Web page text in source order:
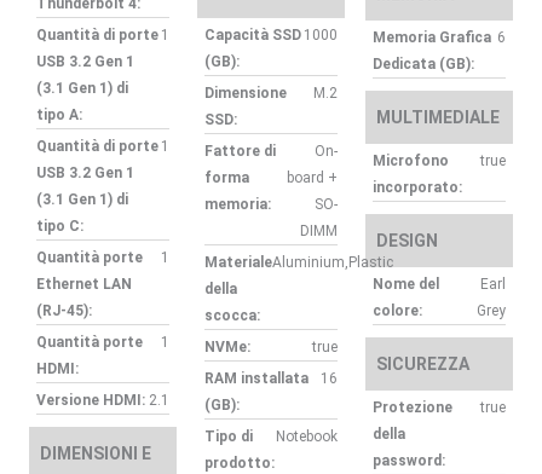
Thunderbolt 4:
Quantità di porte
USB 3.2 Gen 1
(3.1 Gen 1) di
tipo A:
1
Quantità di porte
USB 3.2 Gen 1
(3.1 Gen 1) di
tipo C:
1
Quantità porte
Ethernet LAN
(RJ-45):
1
Quantità porte
HDMI:
1
Versione HDMI: 2.1
DIMENSIONI E
Capacità SSD
(GB):
1000
Dimensione
SSD:
M.2
Fattore di
forma
memoria:
On-
board +
SO-
DIMM
Materiale
della
scocca:
Aluminium,Plastic
NVMe:
true
RAM installata
(GB):
16
Tipo di
prodotto:
Notebook
Memoria Grafica
Dedicata (GB):
6
MULTIMEDIALE
Microfono
incorporato:
true
DESIGN
Nome del
colore:
Earl
Grey
SICUREZZA
Protezione
della
password:
true